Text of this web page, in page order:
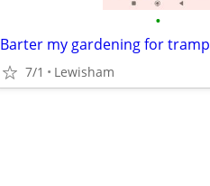
•
Barter my gardening for
7/1 Lewisham